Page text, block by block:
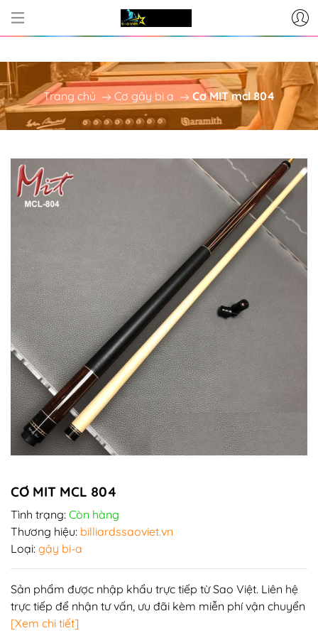
CƠ SỞ CUNG CẤP BÀN BI-A
Trang chủ Cơ gây bi a Cơ MIT mcl 804
CƠ MIT MCL 804
Tình trạng: Còn hàng
Thương hiệu: billiardssaoviet.vn
Loại: gậy bi-a
Sản phẩm được nhập khẩu trực tiếp từ Sao Việt. Liên hệ
trực tiếp để nhận tư vấn, ưu đãi kèm miễn phí vận chuyển
[Xem chi tiết]